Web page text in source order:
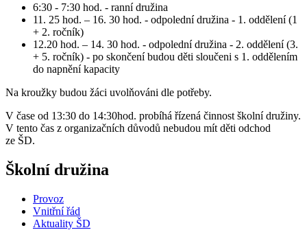
6:30 - 7:30 hod. - ranní družina
11. 25 hod. – 16. 30 hod. - odpolední družina - 1. oddělení (1
+ 2. ročník)
12.20 hod. – 14. 30 hod. - odpolední družina - 2. oddělení (3.
+ 5. ročník) - po skončení budou děti sloučeni s 1. oddělením
do napnění kapacity
Na kroužky budou žáci uvolňováni dle potřeby.
V čase od 13:30 do 14:30hod. probíhá řízená činnost školní družiny.
V tento čas z organizačních důvodů nebudou mít děti odchod
ze ŠD.
Školní družina
Provoz
Vnitřní řád
Aktuality ŠD